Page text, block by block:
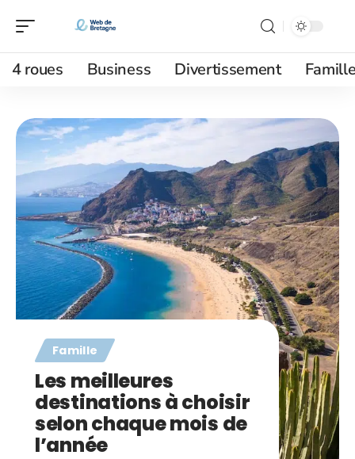
4 roues Business Divertissement
Famille
Les meilleures
destinations à choisir
selon chaque mois de
l’année